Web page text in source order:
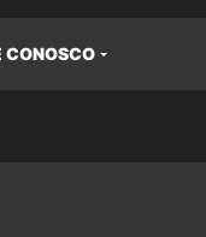
CONOSCO